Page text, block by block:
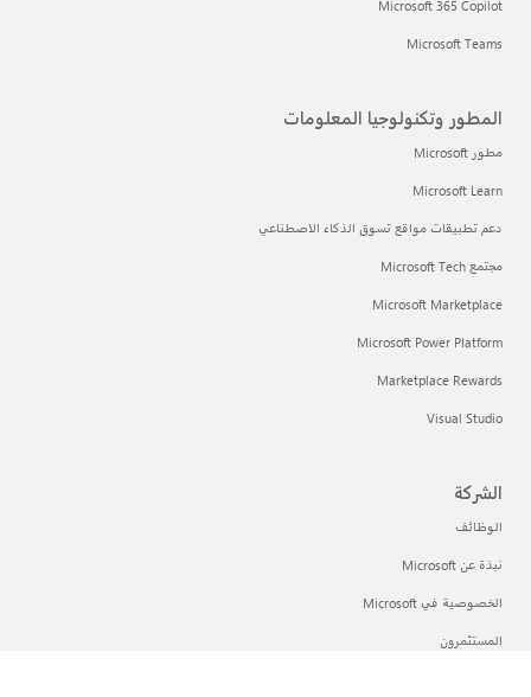
Microsoft 365 Copilot
Microsoft Teams
المطور وتكنولوجيا المعلومات
مطور Microsoft
Microsoft Learn
دعم تطبيقات مواقع تسوق الذكاء الاصطناعي
مجتمع Microsoft Tech
Microsoft Marketplace
Microsoft Power Platform
Marketplace Rewards
Visual Studio
الشركة
الوظائف
نبذة عن Microsoft
الخصوصية في Microsoft
المستثمرون